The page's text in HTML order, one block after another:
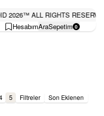
2026™ ALL RIGHTS
HesabımAraSepetim 0
5 Filtreler Son Eklenen